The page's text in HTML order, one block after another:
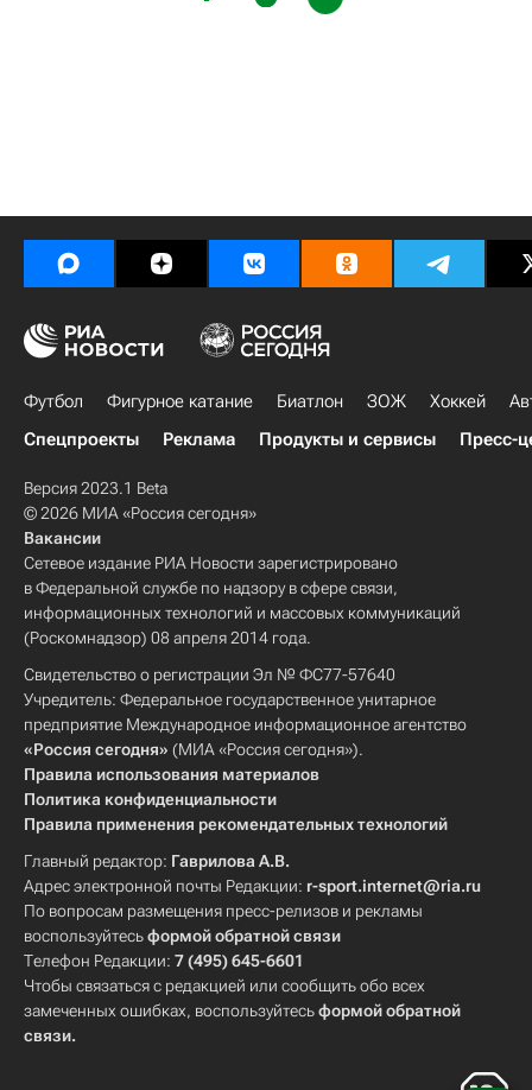
Футбол Фигурное катание Биатлон ЗОЖ Хоккей
Спецпроекты
Реклама Продукты и сервисы Пресс-
Версия 2023.1 Beta
© 2026 МИА «Россия сегодня»
Вакансии
Сетевое издание РИА Новости зарегистрировано
в Федеральной службе по надзору в сфере связи,
информационных технологий и массовых коммуникаций
(Роскомнадзор) 08 апреля 2014 года.
Свидетельство о регистрации Эл № ФС77-57640
Учредитель: Федеральное государственное унитарное
предприятие Международное информационное агентство
«Россия сегодня» (МИА «Россия сегодня»).
Правила использования материалов
Политика конфиденциальности
Правила применения рекомендательных технологий
Главный редактор: Гаврилова А.В.
Адрес электронной почты Редакции: r-sport.internet@ria.ru
По вопросам размещения пресс-релизов и рекламы
воспользуйтесьформой обратной связи
Телефон Редакции: 7 (495) 645-6601
Чтобы связаться с редакцией или сообщить обо всех
замеченных ошибках, воспользуйтесьформой обратной
связи.